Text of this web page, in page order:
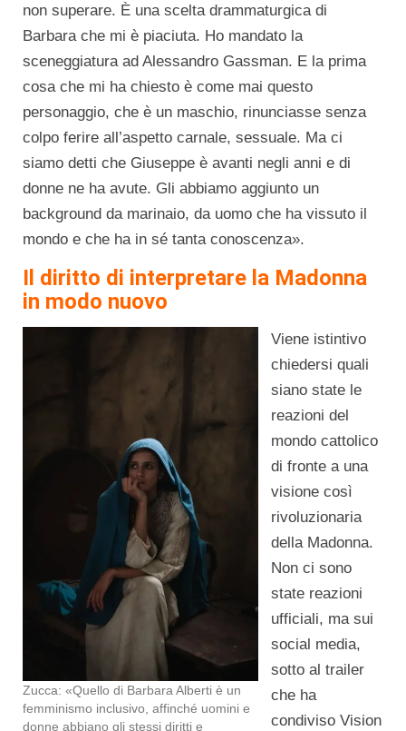
non superare. È una scelta drammaturgica di
Barbara che mi è piaciuta. Ho mandato la
sceneggiatura ad Alessandro Gassman. E la prima
cosa che mi ha chiesto è come mai questo
personaggio, che è un maschio, rinunciasse senza
colpo ferire all’aspetto carnale, sessuale. Ma ci
siamo detti che Giuseppe è avanti negli anni e di
donne ne ha avute. Gli abbiamo aggiunto un
background da marinaio, da uomo che ha vissuto il
mondo e che ha in sé tanta conoscenza».
Il diritto di interpretare la Madonna
in modo nuovo
Zucca: «Quello di Barbara Alberti è un
femminismo inclusivo, affinché uomini e
donne abbiano gli stessi diritti e
Viene istintivo
chiedersi quali
siano state le
reazioni del
mondo cattolico
di fronte a una
visione così
rivoluzionaria
della Madonna.
Non ci sono
state reazioni
ufficiali, ma sui
social media,
sotto al trailer
che ha
condiviso Vision